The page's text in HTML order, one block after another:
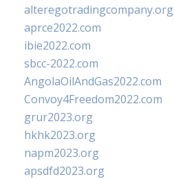
alteregotradingcompany.org
aprce2022.com
ibie2022.com
sbcc-2022.com
AngolaOilAndGas2022.com
Convoy4Freedom2022.com
grur2023.org
hkhk2023.org
napm2023.org
apsdfd2023.org